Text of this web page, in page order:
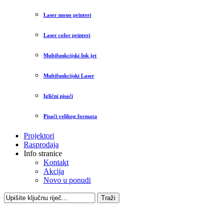
Laser mono printeri
Laser color printeri
Multifunkcijski Ink jet
Multifunkcijski Laser
Iglični pisači
Pisači velikog formata
Projektori
Rasprodaja
Info stranice
Kontakt
Akcija
Novo u ponudi
Traži